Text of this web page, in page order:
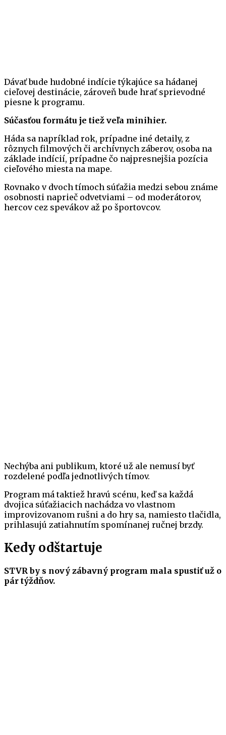
Dávať bude hudobné indície týkajúce sa hádanej
cieľovej destinácie, zároveň bude hrať sprievodné
piesne k programu.
Súčasťou formátu je tiež veľa minihier.
Háda sa napríklad rok, prípadne iné detaily, z
rôznych filmových či archívnych záberov, osoba na
základe indícií, prípadne čo najpresnejšia pozícia
cieľového miesta na mape.
Rovnako v dvoch tímoch súťažia medzi sebou známe
osobnosti naprieč odvetviami – od moderátorov,
hercov cez spevákov až po športovcov.
Nechýba ani publikum, ktoré už ale nemusí byť
rozdelené podľa jednotlivých tímov.
Program má taktiež hravú scénu, keď sa každá
dvojica súťažiacich nachádza vo vlastnom
improvizovanom rušni a do hry sa, namiesto tlačidla,
prihlasujú zatiahnutím spomínanej ručnej brzdy.
Kedy odštartuje
STVR by s nový zábavný program mala spustiť už o
pár týždňov.